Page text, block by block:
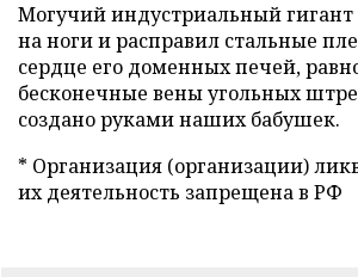
Могучий индустриальный гигант
на ноги и расправил стальные
сердце его доменных печей,
бесконечные вены угольных
создано руками наших бабушек.
* Организация (организации)
их деятельность запрещена в РФ